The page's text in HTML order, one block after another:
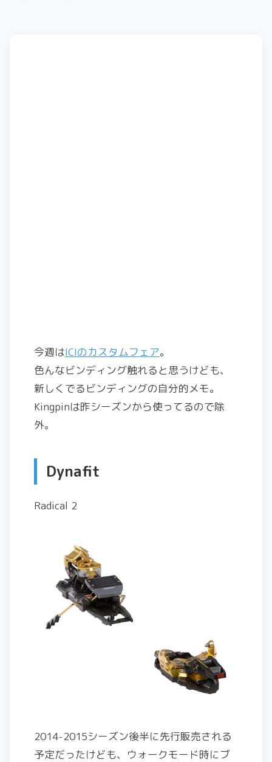
今週はICIのカスタムフェア。
色んなビンディング触れると思うけども、
新しくでるビンディングの自分的メモ。
Kingpinは昨シーズンから使ってるので除
外。
Dynafit
Radical 2
2014-2015シーズン後半に先行販売される
予定だったけども、ウォークモード時にブ